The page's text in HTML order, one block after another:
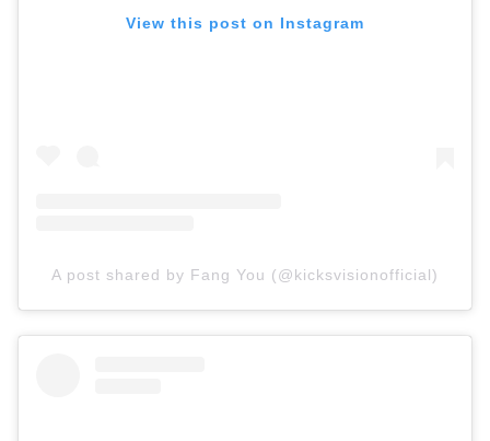
View this post on Instagram
A post shared by Fang You (@kicksvisionofficial)